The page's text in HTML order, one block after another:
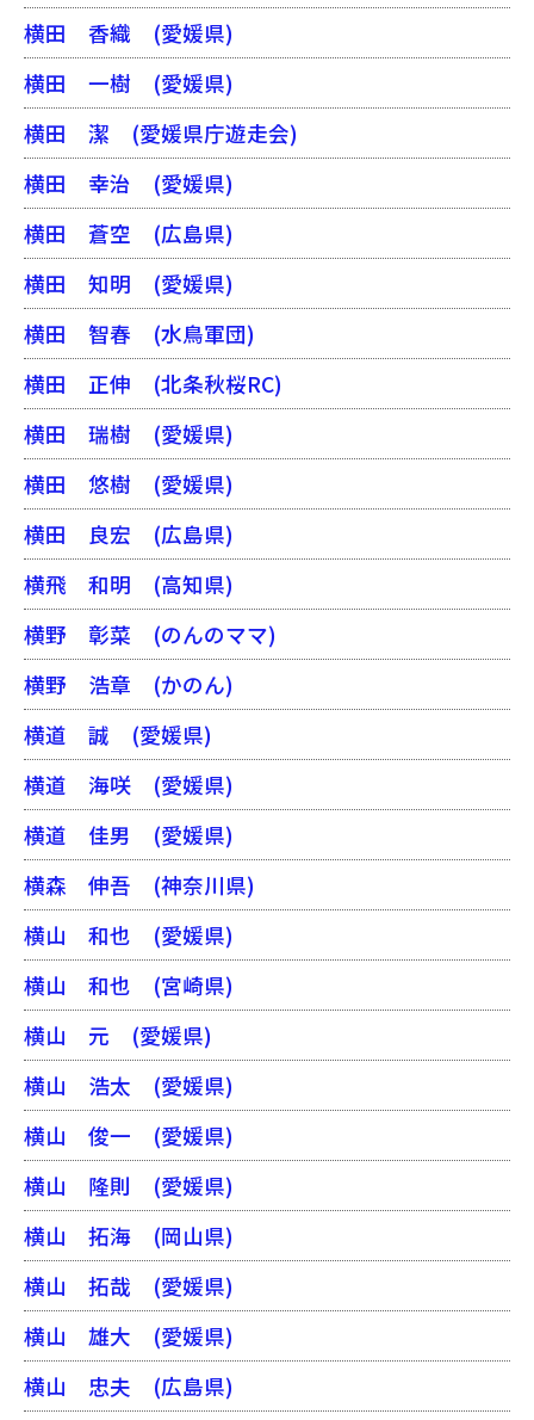
横田 香織 (愛媛県)
横田 一樹 (愛媛県)
横田 潔 (愛媛県庁遊走会)
横田 幸治 (愛媛県)
横田 蒼空 (広島県)
横田 知明 (愛媛県)
横田 智春 (水鳥軍団)
横田 正伸 (北条秋桜RC)
横田 瑞樹 (愛媛県)
横田 悠樹 (愛媛県)
横田 良宏 (広島県)
横飛 和明 (高知県)
横野 彰菜 (のんのママ)
横野 浩章 (かのん)
横道 誠 (愛媛県)
横道 海咲(愛媛県)
横道 佳男 (愛媛県)
横森 伸吾 (神奈川県)
横山 和也 (愛媛県)
横山 和也 (宮崎県)
横山 元 (愛媛県)
横山 浩太 (愛媛県)
横山 俊一 (愛媛県)
横山 隆則 (愛媛県)
横山 拓海(岡山県)
横山 拓哉 (愛媛県)
横山 雄大 (愛媛県)
横山 忠夫 (広島県)